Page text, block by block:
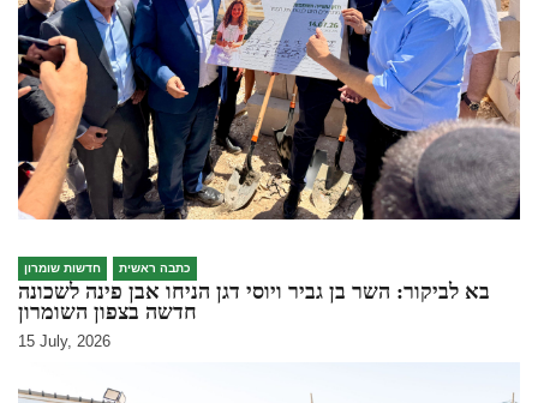
חדשות שומרון כתבה ראשית
בא לביקור: השר בן גביר ויוסי דגן הניחו אבן פינה לשכונה
חדשה בצפון השומרון
15 July, 2026